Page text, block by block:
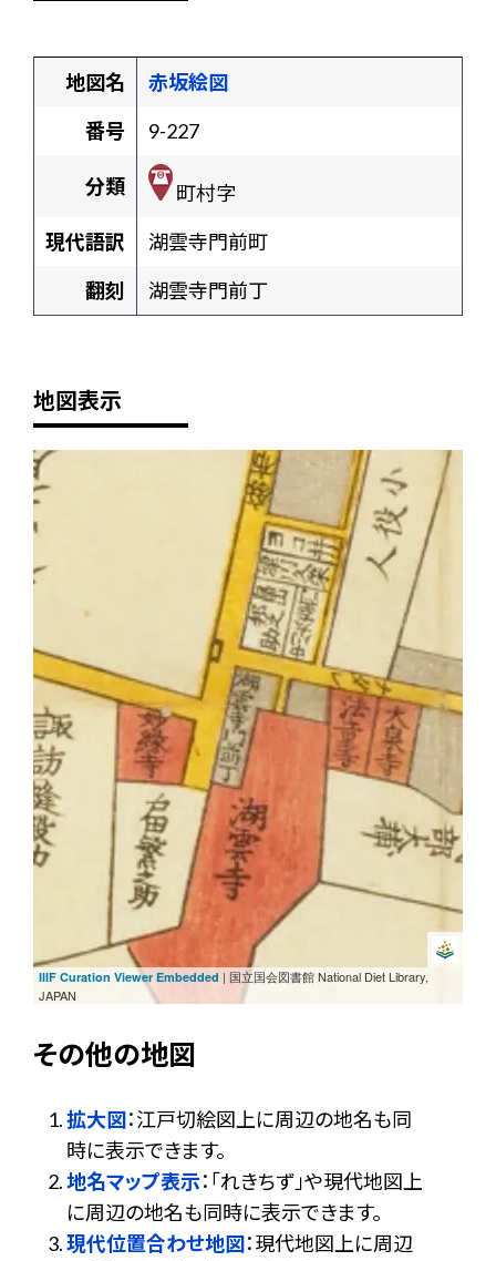
地図名
赤坂絵図
番号
9-227
分類
町村字
現代語訳
湖雲寺門前町
翻刻
湖雲寺門前丁
地図表示
IIIF Curation Viewer Embedded | 国立国会図書館 National Diet Library,
JAPAN
その他の地図
拡大図：江戸切絵図上に周辺の地名も同
時に表示できます。
地名マップ表示：「れきちず」や現代地図上
に周辺の地名も同時に表示できます。
現代位置合わせ地図：現代地図上に周辺